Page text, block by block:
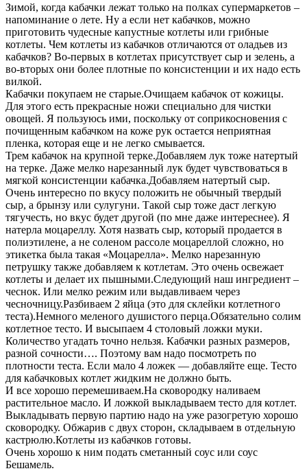
Зимой, когда кабачки лежат только на полках супермаркетов –
напоминание о лете. Ну а если нет кабачков, можно
приготовить чудесные капустные котлеты или грибные
котлеты. Чем котлеты из кабачков отличаются от оладьев из
кабачков? Во-первых в котлетах присутствует сыр и зелень, а
во-вторых они более плотные по консистенции и их надо есть
вилкой.
Кабачки покупаем не старые.Очищаем кабачок от кожицы.
Для этого есть прекрасные ножи специально для чистки
овощей. Я пользуюсь ими, поскольку от соприкосновения с
почищенным кабачком на коже рук остается неприятная
пленка, которая еще и не легко смывается.
Трем кабачок на крупной терке.Добавляем лук тоже натертый
на терке. Даже мелко нарезанный лук будет чувствоваться в
мягкой консистенции кабачка.Добавляем натертый сыр.
Очень интересно по вкусу положить не обычный твердый
сыр, а брынзу или сулугуни. Такой сыр тоже даст легкую
тягучесть, но вкус будет другой (по мне даже интереснее). Я
натерла моцареллу. Хотя назвать сыр, который продается в
полиэтилене, а не соленом рассоле моцареллой сложно, но
этикетка была такая «Моцарелла». Мелко нарезанную
петрушку также добавляем к котлетам. Это очень освежает
котлеты и делает их пышными.Следующий наш ингредиент –
чеснок. Или мелко режим или выдавливаем через
чесночницу.Разбиваем 2 яйца (это для склейки котлетного
теста).Немного меленого душистого перца.Обязательно солим
котлетное тесто. И высыпаем 4 столовый ложки муки.
Количество угадать точно нельзя. Кабачки разных размеров,
разной сочности…. Поэтому вам надо посмотреть по
плотности теста. Если мало 4 ложек — добавляйте еще. Тесто
для кабачковых котлет жидким не должно быть.
И все хорошо перемешиваем.На сковородку наливаем
растительное масло. И ложкой выкладываем тесто для котлет.
Выкладывать первую партию надо на уже разогретую хорошо
сковородку. Обжарив с двух сторон, складываем в отдельную
кастрюлю.Котлеты из кабачков готовы.
Очень хорошо к ним подать сметанный соус или соус
Бешамель.